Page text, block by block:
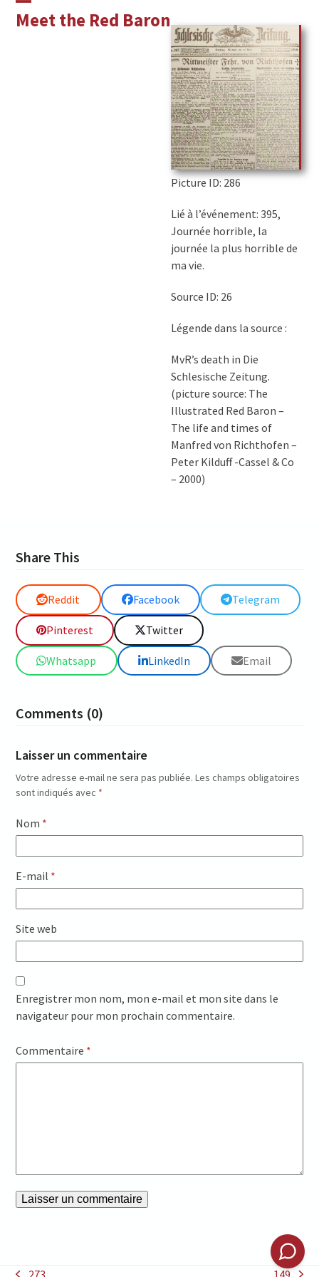
Meet the Red Baron
Open
Close
Picture ID: 286
Lié à l’événement: 395,
Journée horrible, la
journée la plus horrible de
ma vie.
Source ID: 26
Légende dans la source :
MvR’s death in Die
Schlesische Zeitung.
(picture source: The
Illustrated Red Baron –
The life and times of
Manfred von Richthofen –
Peter Kilduff -Cassel & Co
– 2000)
Share This
Reddit Facebook Telegram
Pinterest Twitter
Whatsapp LinkedIn Email
Comments (0)
Laisser un commentaire
Votre adresse e-mail ne sera pas publiée. Les champs obligatoires
sont indiqués avec *
Nom *
E-mail *
Site web
Enregistrer mon nom, mon e-mail et mon site dans le
navigateur pour mon prochain commentaire.
Commentaire *